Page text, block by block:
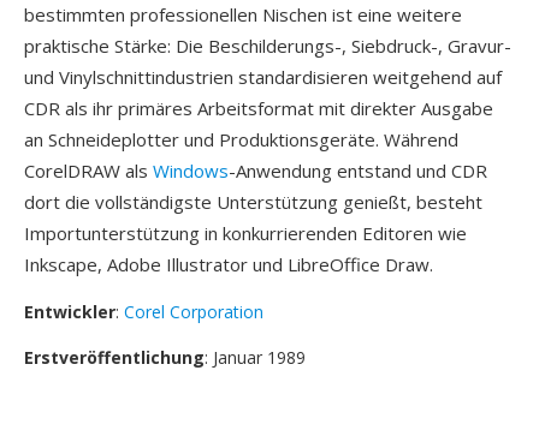
bestimmten professionellen Nischen ist eine weitere
praktische Stärke: Die Beschilderungs-, Siebdruck-, Gravur-
und Vinylschnittindustrien standardisieren weitgehend auf
CDR als ihr primäres Arbeitsformat mit direkter Ausgabe
an Schneideplotter und Produktionsgeräte. Während
CorelDRAW als Windows-Anwendung entstand und CDR
dort die vollständigste Unterstützung genießt, besteht
Importunterstützung in konkurrierenden Editoren wie
Inkscape, Adobe Illustrator und LibreOffice Draw.
Entwickler: Corel Corporation
Erstveröffentlichung: Januar 1989